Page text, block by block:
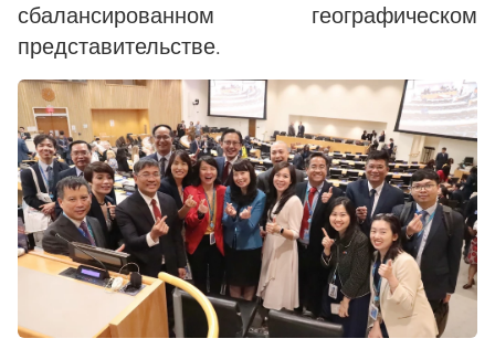
сбалансированном географическом
представительстве.